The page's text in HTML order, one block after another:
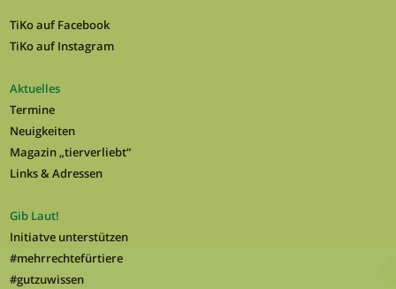
TiKo auf Facebook
TiKo auf Instagram
Aktuelles
Termine
Neuigkeiten
Magazin „tierverliebt“
Links & Adressen
Gib Laut!
Initiatve unterstützen
#mehrrechtefürtiere
#gutzuwissen